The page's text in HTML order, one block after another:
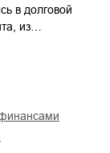
в долговой
из…